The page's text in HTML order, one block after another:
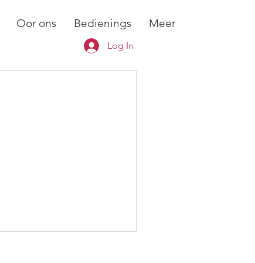
Oor ons Bedienings Meer
Log In